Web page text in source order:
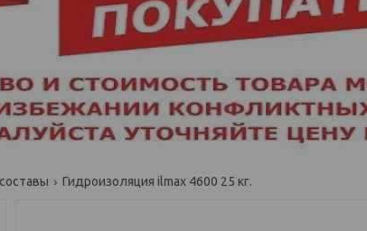
Гидроизоляция ilmax 4600 25 кг.